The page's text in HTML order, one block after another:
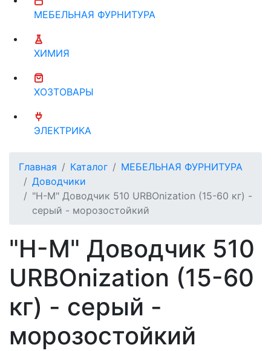
МЕБЕЛЬНАЯ ФУРНИТУРА
ХИМИЯ
ХОЗТОВАРЫ
ЭЛЕКТРИКА
Главная Каталог
МЕБЕЛЬНАЯ ФУРНИТУРА
Доводчики
"Н-М" Доводчик 510 URBOnization (15-60 кг) -
серый - морозостойкий
"Н-М" Доводчик 510
URBOnization (15-60
кг) - серый -
морозостойкий